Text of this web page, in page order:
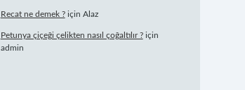
Recat ne demek ?için Alaz
Petunya çiçeği çelikten nasıl çoğaltılır ?için
admin